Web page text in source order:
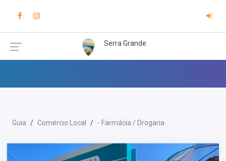
Serra Grande
Guia Comércio Local - Farmácia / Drogaria